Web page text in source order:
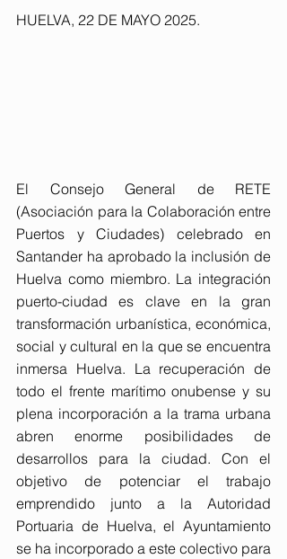
HUELVA, 22 DE MAYO 2025.
El Consejo General de RETE
(Asociación para la Colaboración entre
Puertos y Ciudades) celebrado en
Santander ha aprobado la inclusión de
Huelva como miembro. La integración
puerto-ciudad es clave en la gran
transformación urbanística, económica,
social y cultural en la que se encuentra
inmersa Huelva. La recuperación de
todo el frente marítimo onubense y su
plena incorporación a la trama urbana
abren enorme posibilidades de
desarrollos para la ciudad. Con el
objetivo de potenciar el trabajo
emprendido junto a la Autoridad
Portuaria de Huelva, el Ayuntamiento
se ha incorporado a este colectivo para